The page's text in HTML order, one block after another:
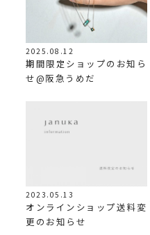
2025.08.12
期間限定ショップのお知ら
せ@阪急うめだ
2023.05.13
オンラインショップ送料変
更のお知らせ